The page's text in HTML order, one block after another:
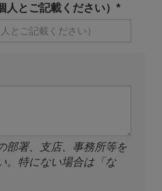
人とご記載ください）*
部署、支店、事務所等を
。特にない場合は「な